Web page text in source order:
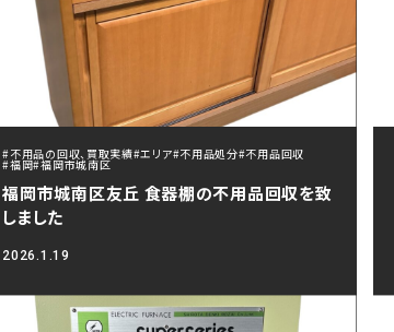
#不用品の回収、買取実績#エリア#不用品処分#不用品回収
#福岡#福岡市城南区
福岡市城南区友丘 食器棚の不用品回収を致
しました
2026.1.19